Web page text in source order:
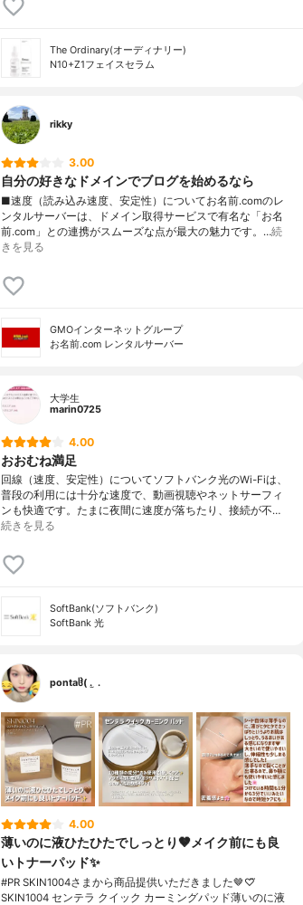
The Ordinary(オーディナリー)
N10+Z1フェイスセラム
rikky
3.00
自分の好きなドメインでブログを始めるなら
■速度（読み込み速度、安定性）についてお名前.comのレ
ンタルサーバーは、ドメイン取得サービスで有名な「お名
前.com」との連携がスムーズな点が最大の魅力です。…続
きを見る
GMOインターネットグループ
お名前.com レンタルサーバー
大学生
marin0725
4.00
おおむね満足
回線（速度、安定性）についてソフトバンク光のWi-Fiは、
普段の利用には十分な速度で、動画視聴やネットサーフィ
ンも快適です。たまに夜間に速度が落ちたり、接続が不…
続きを見る
SoftBank(ソフトバンク)
SoftBank 光
pontaჱ̒( . ̫ .
4.00
薄いのに液ひたひたでしっとり🤎メイク前にも良
いトナーパッド✨️
#PR SKIN1004さまから商品提供いただきました🤎♡⃛
SKIN1004 センテラ クイック カーミングパッド薄いのに液